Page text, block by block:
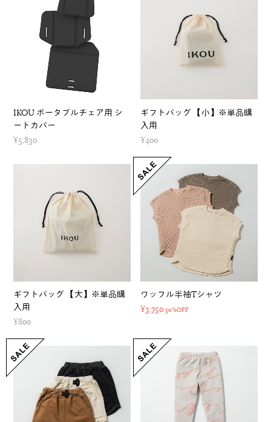
IKOU ポータブルチェア用 シ
ートカバー
¥5,830
ギフトバッグ 【小】※単品購
入用
¥400
ギフトバッグ 【大】※単品購
入用
¥800
ワッフル半袖Tシャツ
¥3,750 50%OFF